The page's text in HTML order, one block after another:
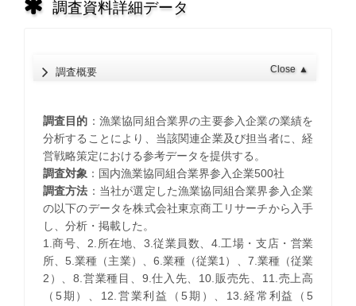
調査資料詳細データ
調査概要 Close ▲
調査目的 ：漁業協同組合業界の主要参入企業の業績を
分析することにより、当該関連企業及び担当者に、経
営戦略策定における参考データを提供する。
調査対象：国内漁業協同組合業界参入企業500社
調査方法 ：当社が選定した漁業協同組合業界参入企業
の以下のデータを株式会社東京商工リサーチから入手
し、分析・掲載した。
1.商号、2.所在地、3.従業員数、4.工場・支店・営業
所、5.業種（主業）、6.業種（従業1）、7.業種（従業
2）、8.営業種目、9.仕入先、10.販売先、11.売上高
（5期）、12.営業利益（5期）、13.経常利益（5